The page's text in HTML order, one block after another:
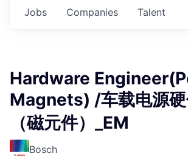
Jobs Companies Talent
Hardware
Magnets) /车载电源
（磁元件）_EM
Bosch